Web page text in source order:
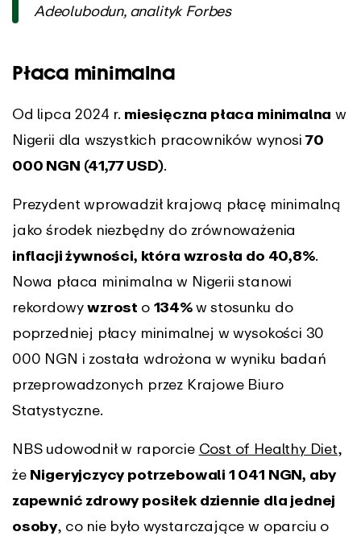
Adeolubodun, analityk Forbes
Płaca minimalna
Od lipca 2024 r. miesięczna płaca minimalna w
Nigerii dla wszystkich pracowników wynosi70
000 NGN (41,77 USD).
Prezydent wprowadził krajową płacę minimalną
jako środek niezbędny do zrównoważenia
inflacji żywności, która wzrosła do 40,8%.
Nowa płaca minimalna w Nigerii stanowi
rekordowywzrost o 134%w stosunku do
poprzedniej płacy minimalnej w wysokości 30
000 NGN i została wdrożona w wyniku badań
przeprowadzonych przez Krajowe Biuro
Statystyczne.
NBS udowodnił w raporcie Cost of Healthy Diet,
że Nigeryjczycy potrzebowali 1 041 NGN, aby
zapewnić zdrowy posiłek dziennie dla jednej
osoby, co nie było wystarczające w oparciu o